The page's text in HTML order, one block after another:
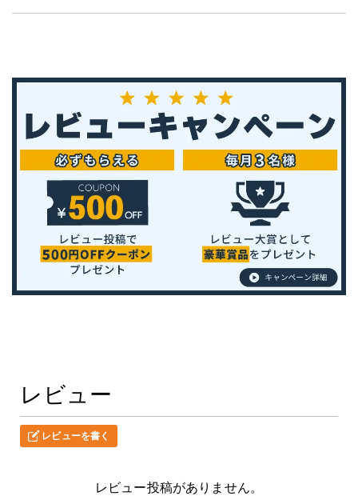
レビュー
レビューを書く
レビュー投稿がありません。